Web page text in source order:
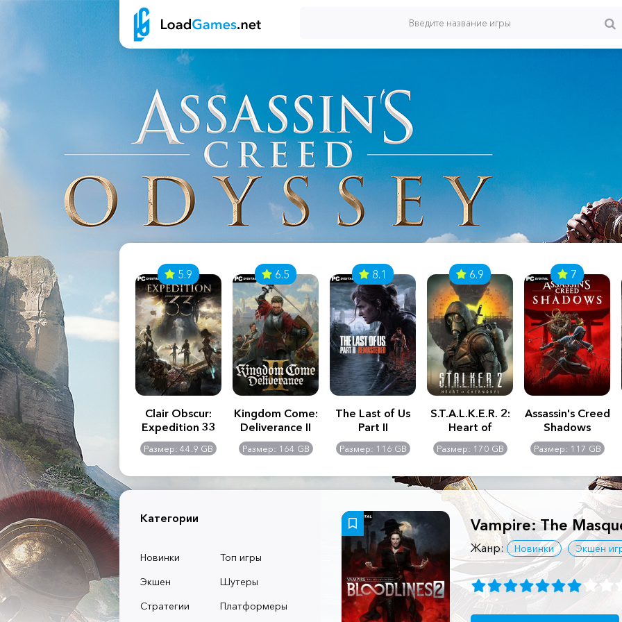
2:
-
GB
Assassin's Creed
Shadows
Размер: 117 GB
5.9
Clair Obscur:
Expedition 33
Размер: 44.9 GB
6.5
Kingdom Come:
Deliverance II
Размер: 164 GB
8.1
The Last of Us
Part II
Remastered
Размер: 116 GB
6.9
S.T.A.L.K.E.R. 2:
Heart of
Chernobyl -
Ultimate Edition
Размер: 170 GB
7
Assassin's Creed
Shadows
Размер: 117 GB
Категории
Новинки
Топ игры
Экшен
Шутеры
Стратегии
Платформеры
Vampire: The
Жанр: Новинки Экшен